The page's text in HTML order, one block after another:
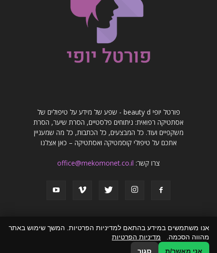
פורטל יופי beauty d - שפע של מידע על טיפולים של
אסתטיקה רפואית: ניתוחים פלסטיים, הסרת שיער, הסרת
משקפיים ועוד. כל המבצעים, כל הכתבות, כל מה שמעניין
אתכם על טיפולי קוסמטיקה ואסתטיקה – כאן אצלנו
צרו קשר: office@mekomonet.co.il
פרסמו אצלנו פרסום מאמרים באתרים
אנו משתמשים במידע בהתאם למדיניות הפרטיות. המשך שימוש באתר
מהווה הסכמה. מדיניות הפרטיות
אני מאשר/ת
סגור